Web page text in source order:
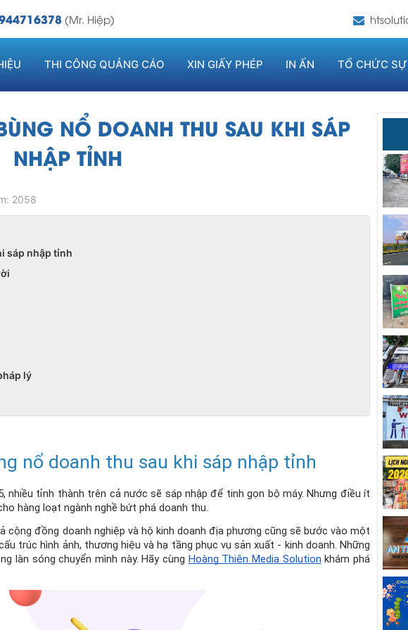
(Mr. Hiệp)
THI CÔNG QUẢNG CÁO XIN GIẤY PHÉP IN ẤN TỔ CHỨC SỰ
NỔ DOANH THU SAU KHI SÁP
NHẬP TỈNH
2058
sáp nhập tỉnh
lý
nổ doanh thu sau khi sáp nhập tỉnh
nhiều tỉnh thành trên cả nước sẽ sáp nhập để tinh gọn bộ máy. Nhưng điều ít
hàng loạt ngành nghề bứt phá doanh thu.
cộng đồng doanh nghiệp và hộ kinh doanh địa phương cũng sẽ bước vào một
trúc hình ảnh, thương hiệu và hạ tầng phục vụ sản xuất - kinh doanh. Những
làn sóng chuyển mình này. Hãy cùng Hoàng Thiện Media Solution khám phá